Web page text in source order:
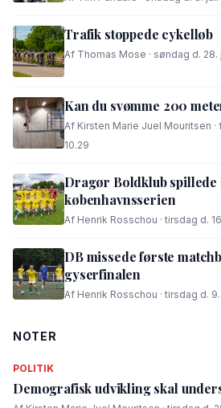
Trafik stoppede cykelløb
Af Thomas Mose · søndag d. 28.
Kan du svømme 200
Af Kirsten Marie Juel Mouritsen ·
10.29
Dragør Boldklub spillede
københavnsserien
Af Henrik Rosschou · tirsdag d.
DB missede første
gyserfinalen
Af Henrik Rosschou · tirsdag d.
NOTER
POLITIK
Demografisk udvikling skal